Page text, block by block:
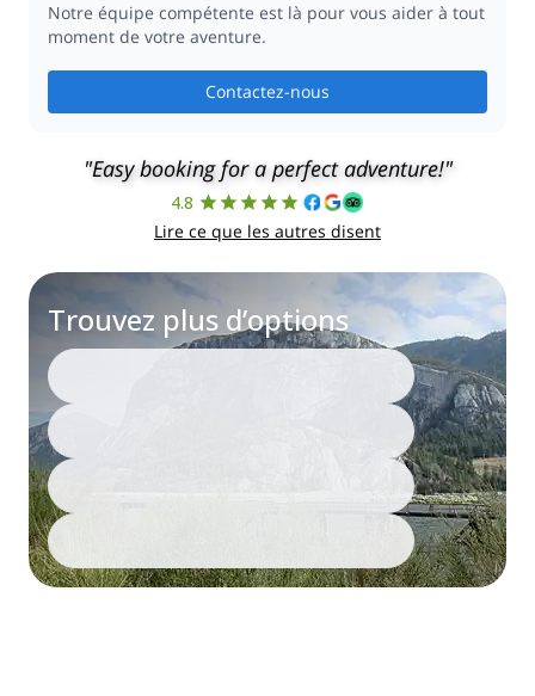
Notre équipe compétente est là pour vous aider à tout
moment de votre aventure.
Contactez-nous
"Easy booking for a perfect adventure!"
4.8
Lire ce que les autres disent
Trouvez plus d’options